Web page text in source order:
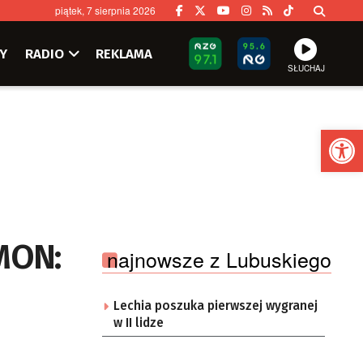
piątek, 7 sierpnia 2026
RADIO REKLAMA
SŁUCHAJ
najnowsze z Lubuskiego
Lechia poszuka pierwszej wygranej
w II lidze